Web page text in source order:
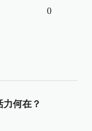
0
力何在？